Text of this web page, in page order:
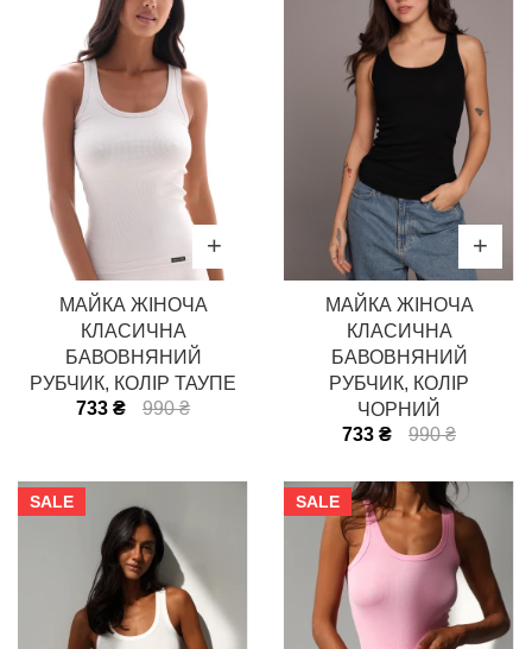
МАЙКА ЖІНОЧА
КЛАСИЧНА
БАВОВНЯНИЙ
РУБЧИК, КОЛІР ТАУПЕ
733 ₴
990 ₴
МАЙКА ЖІНОЧА
КЛАСИЧНА
БАВОВНЯНИЙ
РУБЧИК, КОЛІР
ЧОРНИЙ
733 ₴
990 ₴
SALE SALE